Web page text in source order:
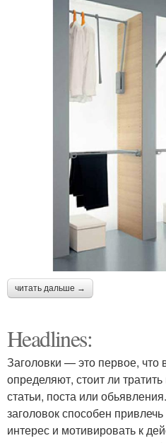
читать дальше →
Headlines:
Заголовки — это первое, что
определяют, стоит ли
статьи, поста или
заголовок способен
интерес и мотивировать к